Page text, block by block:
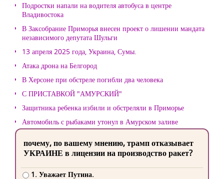
Подростки напали на водителя автобуса в центре
Владивостока
В Заксобрание Приморья внесен проект о лишении мандата
независимого депутата Шульги
13 апреля 2025 года, Украина, Сумы.
Атака дрона на Белгород
В Херсоне при обстреле погибли два человека
С ПРИСТАВКОЙ "АМУРСКИЙ"
Защитника ребенка избили и обстреляли в Приморье
Автомобиль с рыбаками утонул в Амурском заливе
почему, по вашему мнению, трамп отказывает
УКРАИНЕ в лицензии на производство ракет?
1. Уважает Путина.